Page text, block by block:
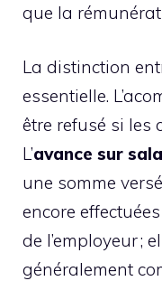
que la
La distinction
essentielle.
être refusé si les
L’avance sur
une somme
encore
de l’employeur ;
généralement